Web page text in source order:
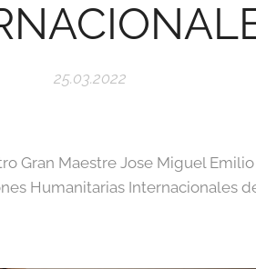
25.03.2022
Gran Maestre Jose Miguel
Humanitarias Internacionales